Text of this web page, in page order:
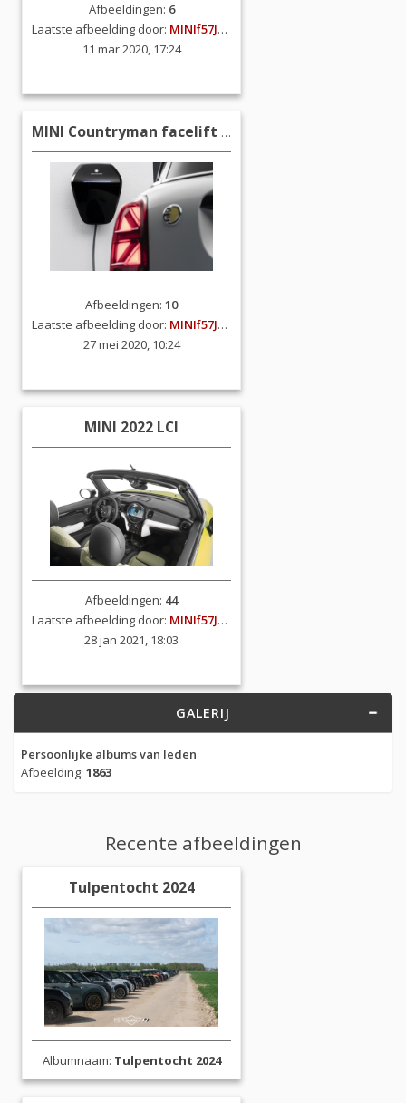
Afbeeldingen: 6
Laatste afbeelding door: MINIf57JCW
11 mar 2020, 17:24
MINI Countryman facelift (F60)
Afbeeldingen: 10
Laatste afbeelding door: MINIf57JCW
27 mei 2020, 10:24
MINI 2022 LCI
Afbeeldingen: 44
Laatste afbeelding door: MINIf57JCW
28 jan 2021, 18:03
GALERIJ
Persoonlijke albums van leden
Afbeelding: 1863
Recente afbeeldingen
Tulpentocht 2024
Albumnaam: Tulpentocht 2024